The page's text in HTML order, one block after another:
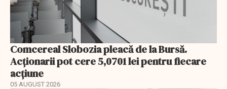
Comcereal Slobozia pleacă de la Bursă.
Acționarii pot cere 5,0701 lei pentru fiecare
acțiune
05 AUGUST 2026